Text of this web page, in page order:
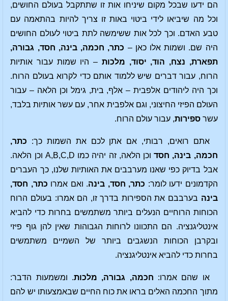
הם ידעו שבכל מקום שיניחו אות זו שתתקבל בעולם החושים,
וכל מה שיביאו לידי ביטוי באות זו צריך להיות בהתאמה עם
טבע האדם. וכך לכל אות ששימשה לתת ביטוי לעולם החושים
היה שם. ושמות אלו כאן – כתר, חכמה, בינה, חסד, גבורה,
תפארת, נצח, הוד, יסוד, מלכות – היו שמות עבור אותיות
הרוח, עבור דברים שיש ללמוד אותם כדי לקרוא בעולם הרוח.
וכך היה ליהודים אלפבית – אלף, בית, גימל וכן הלאה – עבור
העולם הפיזי החיצוני, וגם אלפבית אחר, עם עשר אותיות בלבד,
עשרספירות, עבור עולם הרוח.
אתם רואים, רבותי, אם אתן לכם את השמות כך: כתר,
חכמה, בינה, חסד
וכן הלאה, זה יהיה כמו A,B,C,D וכן הלאה.
אבל בדיוק כפי שאנו מערבבים את האותיות שלנו, כך העברים
הקדמונים ידעו לומר: כתר, חסד, בינה. ואם אמרו כתר, חסד,
בינה בערבבם את הספירות בדרך זו, הם אמרו: בעולם הרוח
הכוחות הרוחיים הנעלים ביותר משתמשים בחרות כדי להביא
אינטליגנציה. הם התכוונו לרוחות הגבוהות שאין להן גוף פיזי
ובקרבן הכוחות הנשגבים ביותר של השמיים משתמשים
בחרות כדי להביא אינטליגנציה.
או שהם אמרו: חכמה, גבורה, מלכות. ומשמעות הדבר:
מתוך החכמה האלים בראו את כוח החיים שבאמצעותו יש להם